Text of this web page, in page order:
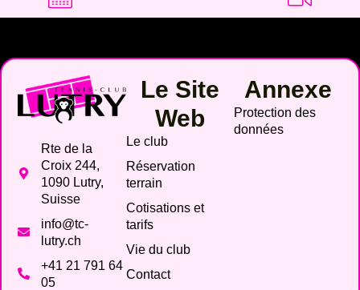
Rte de la
Croix 244,
1090 Lutry,
Suisse
info@tc-
lutry.ch
+41 21 791 64
05
Le Site
Web
Le club
Réservation
terrain
Cotisations et
tarifs
Vie du club
Contact
Annexe
Protection des
données